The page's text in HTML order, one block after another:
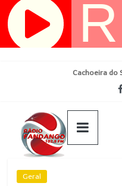
Pular
para
Cachoeira do
Geral